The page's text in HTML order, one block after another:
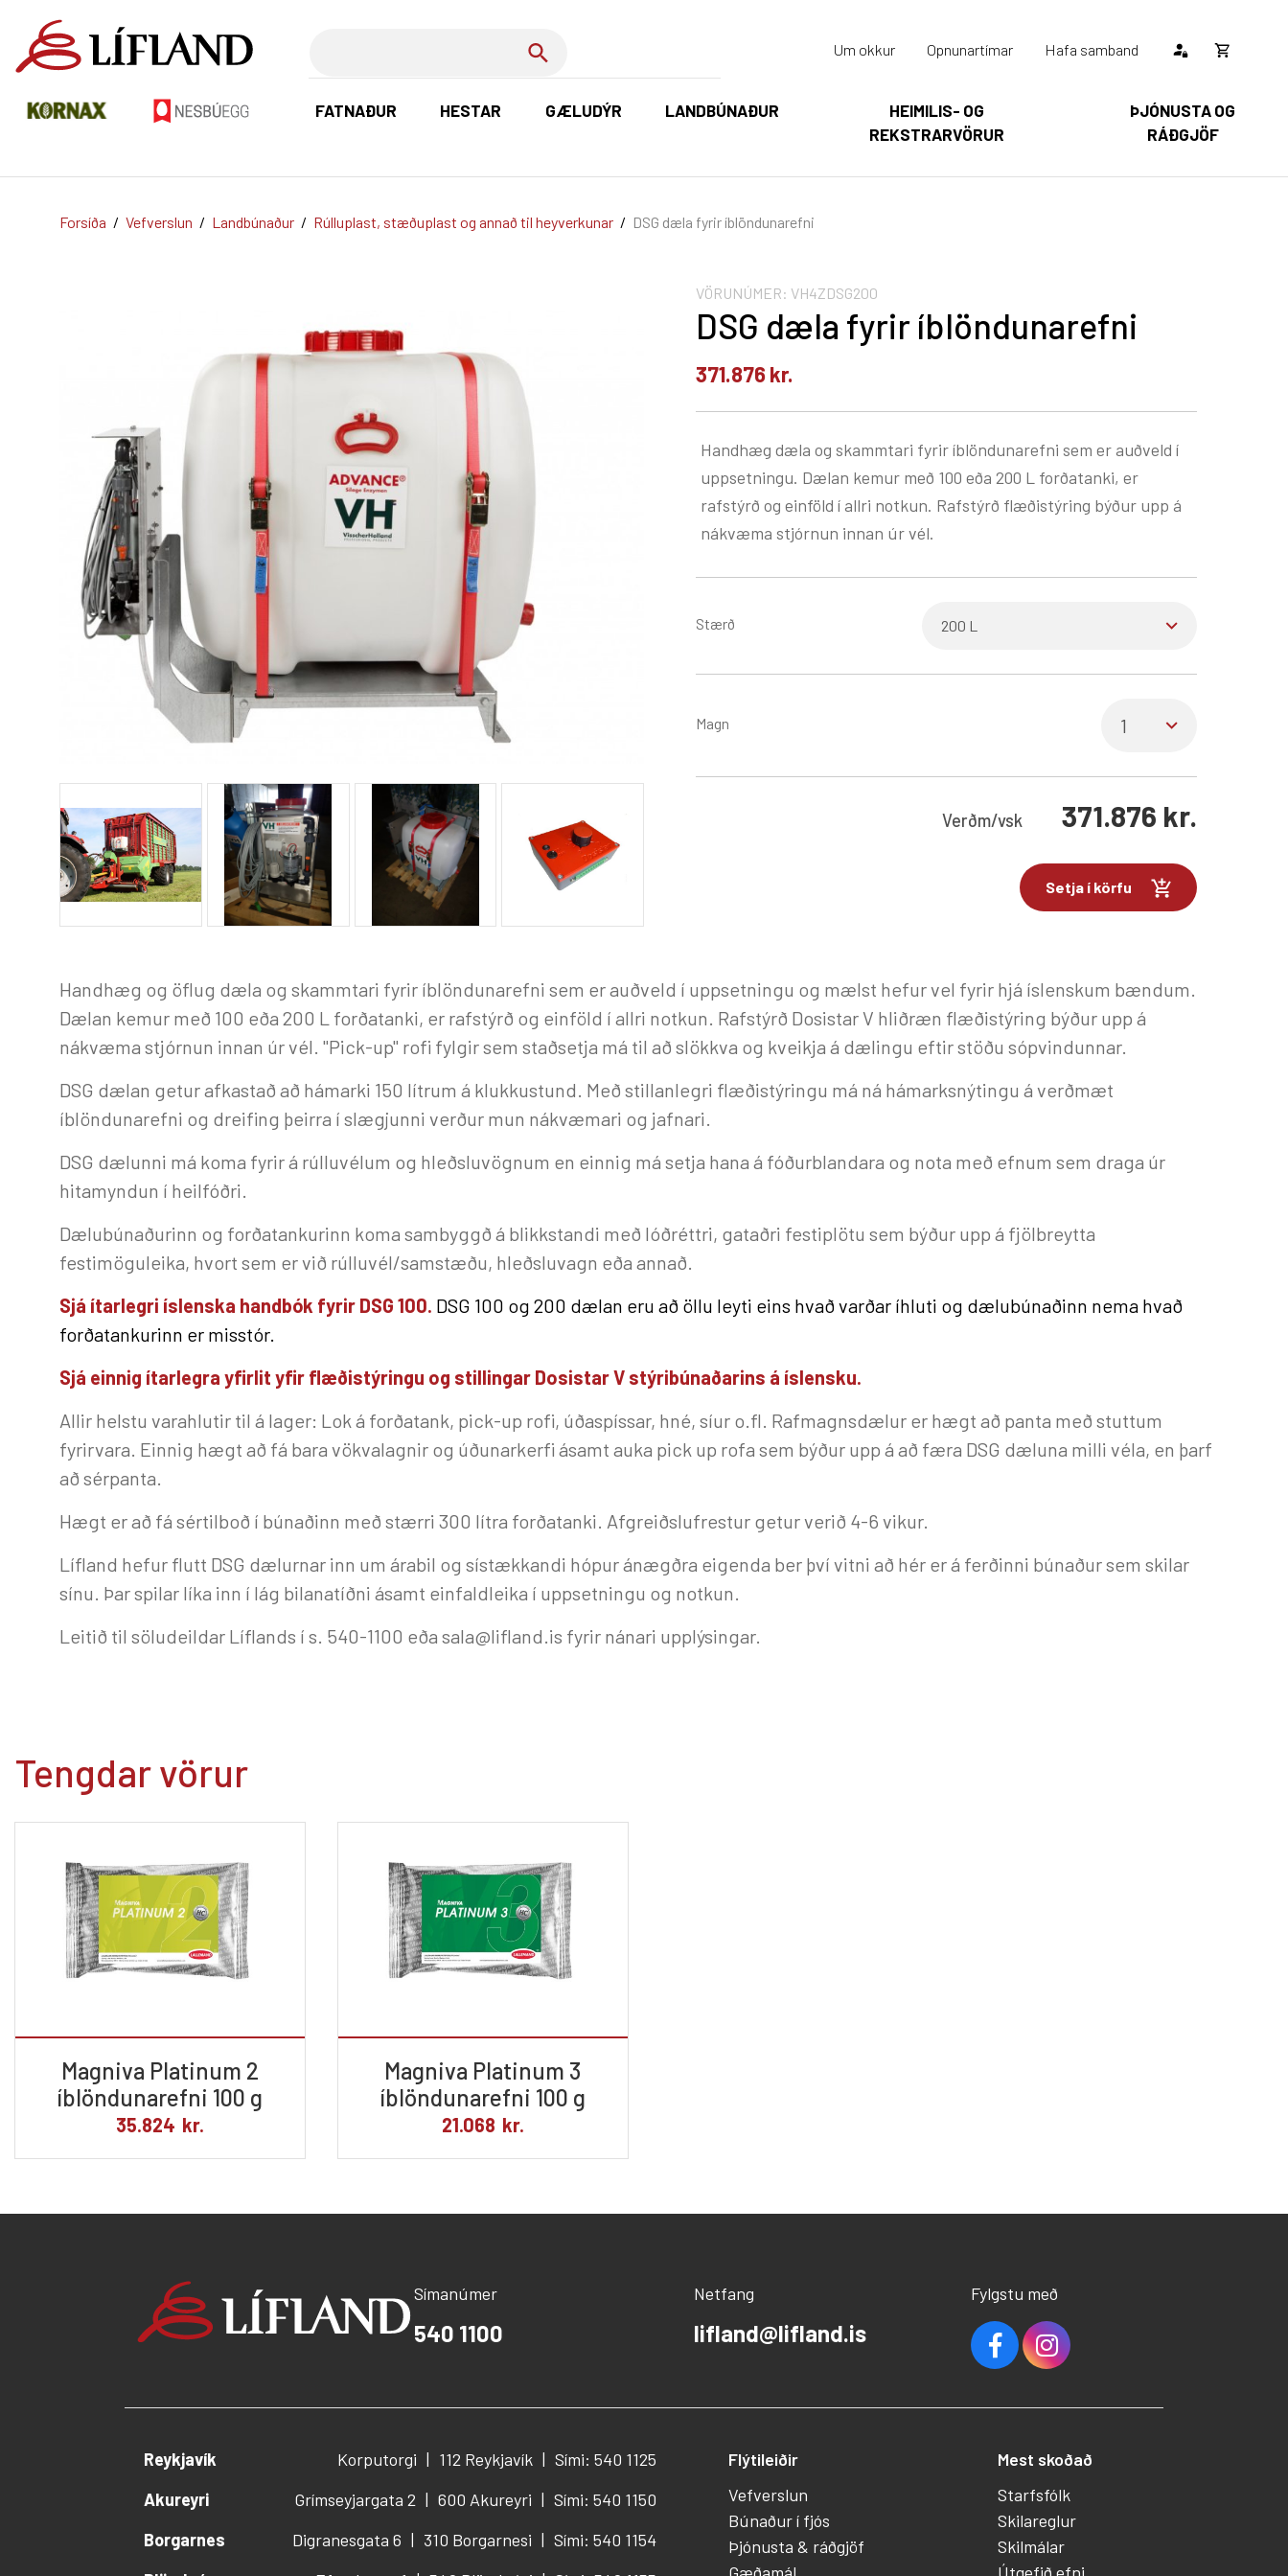
FATNAÐUR HESTAR GÆLUDÝR LANDBÚNAÐUR
HEIMILIS- OG
REKSTRARVÖRUR
ÞJÓNUSTA OG
RÁÐGJÖF
Um okkur Opnunartímar Hafa samband
Opna
Karfan þín
körfu
Forsíða / Vefverslun / Landbúnaður / Rúlluplast, stæðuplast og annað til heyverkunar / DSG dæla fyrir íblöndunarefni
VÖRUNÚMER: VH4ZDSG200
DSG dæla fyrir íblöndunarefni
371.876kr.
Handhæg dæla og skammtari fyrir íblöndunarefni sem er auðveld í
uppsetningu. Dælan kemur með 100 eða 200 L forðatanki, er
rafstýrð og einföld í allri notkun. Rafstýrð flæðistýring býður upp á
nákvæma stjórnun innan úr vél.
Stærð
Magn
Verðm/vsk 371.876 kr.
Setja í körfu
Handhæg og öflug dæla og skammtari fyrir íblöndunarefni sem er auðveld í uppsetningu og mælst hefur vel fyrir hjá íslenskum bændum.
Dælan kemur með 100 eða 200 L forðatanki, er rafstýrð og einföld í allri notkun. Rafstýrð Dosistar V hliðræn flæðistýring býður upp á
nákvæma stjórnun innan úr vél. "Pick-up" rofi fylgir sem staðsetja má til að slökkva og kveikja á dælingu eftir stöðu sópvindunnar.
DSG dælan getur afkastað að hámarki 150 lítrum á klukkustund. Með stillanlegri flæðistýringu má ná hámarksnýtingu á verðmæt
íblöndunarefni og dreifing þeirra í slægjunni verður mun nákvæmari og jafnari.
DSG dælunni má koma fyrir á rúlluvélum og hleðsluvögnum en einnig má setja hana á fóðurblandara og nota með efnum sem draga úr
hitamyndun í heilfóðri.
Dælubúnaðurinn og forðatankurinn koma sambyggð á blikkstandi með lóðréttri, gataðri festiplötu sem býður upp á fjölbreytta
festimöguleika, hvort sem er við rúlluvél/samstæðu, hleðsluvagn eða annað.
Sjá ítarlegri íslenska handbók fyrir DSG 100. DSG 100 og 200 dælan eru að öllu leyti eins hvað varðar íhluti og dælubúnaðinn nema hvað
forðatankurinn er misstór.
Sjá einnig ítarlegra yfirlit yfir flæðistýringu og stillingar Dosistar V stýribúnaðarins á íslensku.
Allir helstu varahlutir til á lager: Lok á forðatank, pick-up rofi, úðaspíssar, hné, síur o.fl. Rafmagnsdælur er hægt að panta með stuttum
fyrirvara. Einnig hægt að fá bara vökvalagnir og úðunarkerfi ásamt auka pick up rofa sem býður upp á að færa DSG dæluna milli véla, en þarf
að sérpanta.
Hægt er að fá sértilboð í búnaðinn með stærri 300 lítra forðatanki. Afgreiðslufrestur getur verið 4-6 vikur.
Lífland hefur flutt DSG dælurnar inn um árabil og sístækkandi hópur ánægðra eigenda ber því vitni að hér er á ferðinni búnaður sem skilar
sínu. Þar spilar líka inn í lág bilanatíðni ásamt einfaldleika í uppsetningu og notkun.
Leitið til söludeildar Líflands í s. 540-1100 eða sala@lifland.is fyrir nánari upplýsingar.
Tengdar vörur
Magniva Platinum 2
íblöndunarefni 100 g
35.824 kr.
Magniva Platinum 3
íblöndunarefni 100 g
21.068 kr.
Símanúmer
540 1100
Netfang
lifland@lifland.is
Fylgstu með
Reykjavík Korputorgi 112 Reykjavík
Sími: 540 1125
Akureyri
Grímseyjargata 2 600 Akureyri
Sími: 540 1150
Borgarnes
Digranesgata 6 310 Borgarnesi
Sími: 540 1154
Flýtileiðir
Vefverslun
Búnaður í fjós
Þjónusta & ráðgjöf
Mest skoðað
Starfsfólk
Skilareglur
Skilmálar